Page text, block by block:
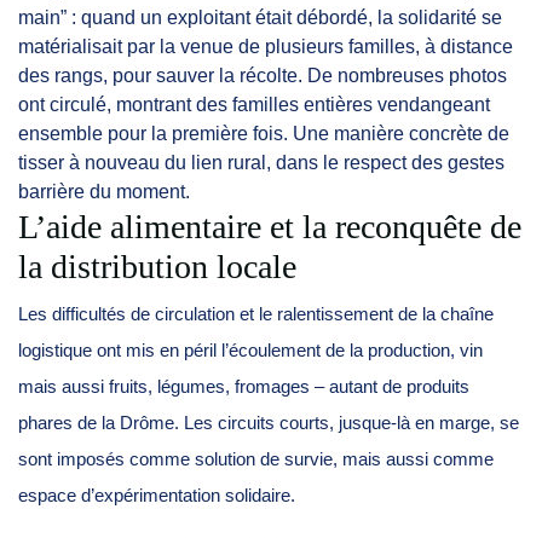
main” : quand un exploitant était débordé, la solidarité se
matérialisait par la venue de plusieurs familles, à distance
des rangs, pour sauver la récolte. De nombreuses photos
ont circulé, montrant des familles entières vendangeant
ensemble pour la première fois. Une manière concrète de
tisser à nouveau du lien rural, dans le respect des gestes
barrière du moment.
L’aide alimentaire et la reconquête de
la distribution locale
Les difficultés de circulation et le ralentissement de la chaîne
logistique ont mis en péril l’écoulement de la production, vin
mais aussi fruits, légumes, fromages – autant de produits
phares de la Drôme. Les circuits courts, jusque-là en marge, se
sont imposés comme solution de survie, mais aussi comme
espace d’expérimentation solidaire.